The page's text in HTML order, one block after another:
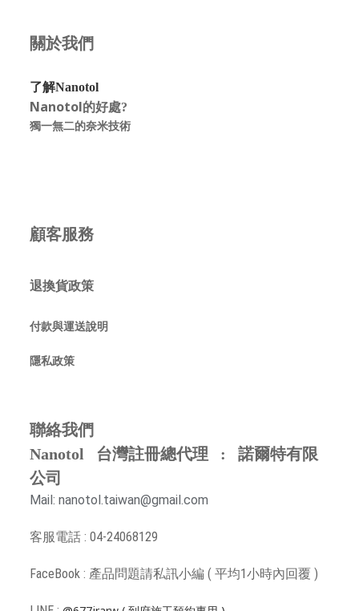
關於我們
了解Nanotol
Nanotol的好處?
獨一無二的奈米技術
顧客服務
退換貨政策
付款與運送說明
隱私政策
聯絡我們
Nanotol 台灣註冊總代理 : 諾爾特有限
公司
Mail: nanotol.taiwan@gmail.com
客服電話 : 04-24068129
FaceBook : 產品問題請私訊小編 ( 平均1小時內回覆 )